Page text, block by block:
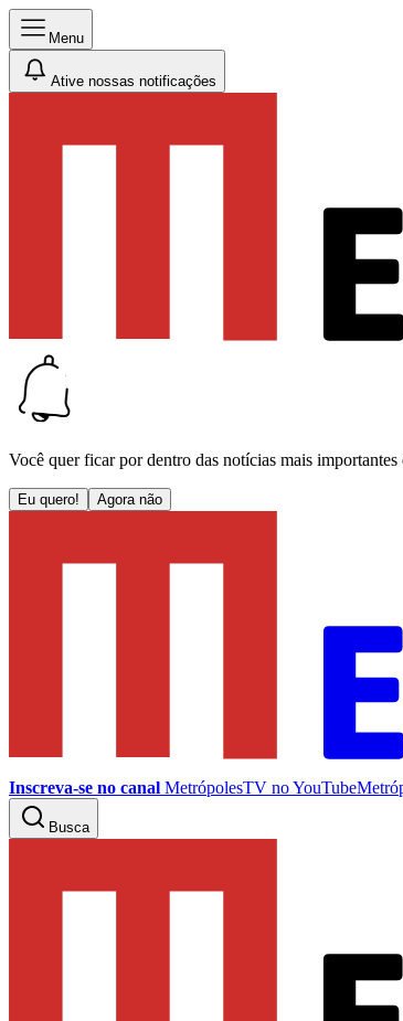
Menu
Ative nossas notificações
Você quer ficar por dentro das notícias mais importantes
Eu quero! Agora não
Inscreva-se no canal MetrópolesTV noYouTube
Busca